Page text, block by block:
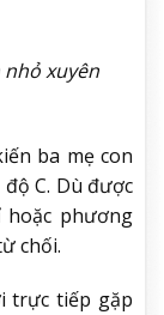
xuyên
ba mẹ con
C. Dù được
phương
chối.
trực tiếp gặp